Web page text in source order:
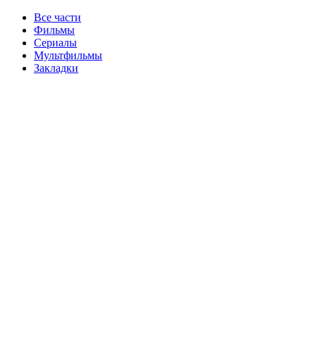
Все части
Фильмы
Сериалы
Мультфильмы
Закладки